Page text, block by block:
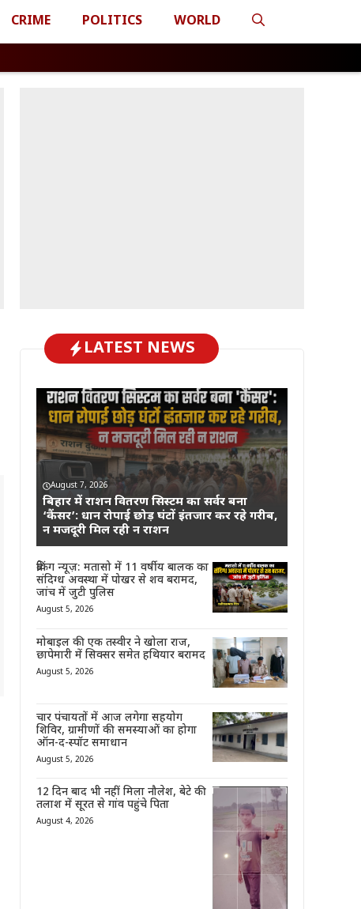
CRIME POLITICS WORLD
LATEST NEWS
August 7, 2026
बिहार में राशन वितरण सिस्टम का सर्वर बना
‘कैंसर’: धान रोपाई छोड़ घंटों इंतजार कर रहे गरीब,
न मजदूरी मिल रही न राशन
ब्रेकिंग न्यूज़: मतासो में 11 वर्षीय बालक का
संदिग्ध अवस्था में पोखर से शव बरामद,
जांच में जुटी पुलिस
August 5, 2026
मोबाइल की एक तस्वीर ने खोला राज,
छापेमारी में सिक्सर समेत हथियार बरामद
August 5, 2026
चार पंचायतों में आज लगेगा सहयोग
शिविर, ग्रामीणों की समस्याओं का होगा
ऑन-द-स्पॉट समाधान
August 5, 2026
12 दिन बाद भी नहीं मिला नौलेश, बेटे की
तलाश में सूरत से गांव पहुंचे पिता
August 4, 2026